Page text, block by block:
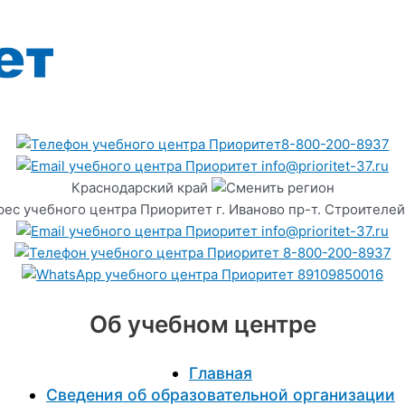
8-800-200-8937
info@prioritet-37.ru
Краснодарский край
г. Иваново пр-т. Строителей
info@prioritet-37.ru
8-800-200-8937
89109850016
Об учебном центре
Главная
Сведения об образовательной организации